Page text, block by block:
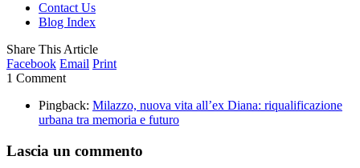
Contact Us
Blog Index
Share This Article
Facebook Email Print
1 Comment
Pingback: Milazzo, nuova vita all’ex Diana: riqualificazione
urbana tra memoria e futuro
Lascia un commento